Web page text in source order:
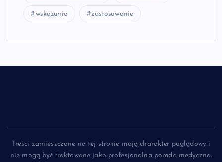
wskazania zastosowanie
Treści zamieszczone na tej stronie mają charakter poglądowy i
nie mogą być traktowane jako profesjonalna porada medyczna.